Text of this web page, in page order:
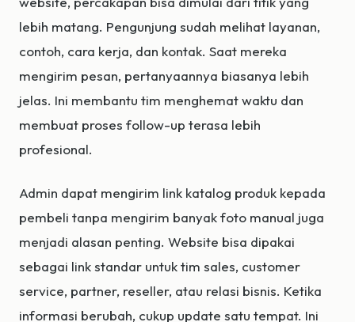
lebih matang. Pengunjung sudah melihat layanan,
contoh, cara kerja, dan kontak. Saat mereka
mengirim pesan, pertanyaannya biasanya lebih
jelas. Ini membantu tim menghemat waktu dan
membuat proses follow-up terasa lebih
profesional.
Admin dapat mengirim link katalog produk kepada
pembeli tanpa mengirim banyak foto manual juga
menjadi alasan penting. Website bisa dipakai
sebagai link standar untuk tim sales, customer
service, partner, reseller, atau relasi bisnis. Ketika
informasi berubah, cukup update satu tempat. Ini